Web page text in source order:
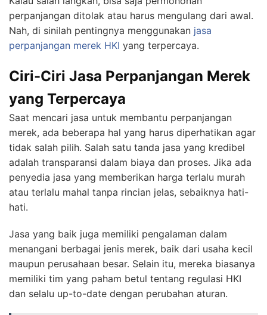
perpanjangan ditolak atau harus mengulang dari awal.
Nah, di sinilah pentingnya menggunakan jasa
perpanjangan merek HKI yang terpercaya.
Ciri-Ciri Jasa Perpanjangan Merek
yang Terpercaya
Saat mencari jasa untuk membantu perpanjangan
merek, ada beberapa hal yang harus diperhatikan agar
tidak salah pilih. Salah satu tanda jasa yang kredibel
adalah transparansi dalam biaya dan proses. Jika ada
penyedia jasa yang memberikan harga terlalu murah
atau terlalu mahal tanpa rincian jelas, sebaiknya hati-
hati.
Jasa yang baik juga memiliki pengalaman dalam
menangani berbagai jenis merek, baik dari usaha kecil
maupun perusahaan besar. Selain itu, mereka biasanya
memiliki tim yang paham betul tentang regulasi HKI
dan selalu up-to-date dengan perubahan aturan.